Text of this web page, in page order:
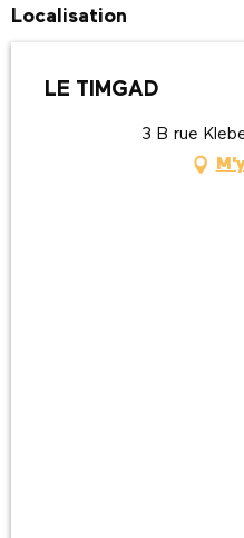
Localisation
LE TIMGAD
3 B rue